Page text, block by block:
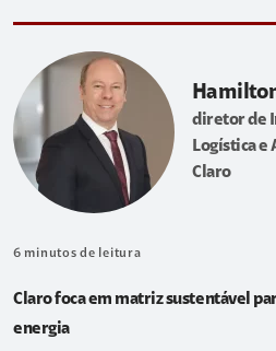
diretor de
Logística
Claro
6 minutos de leitura
Claro foca em matriz sustentável
energia